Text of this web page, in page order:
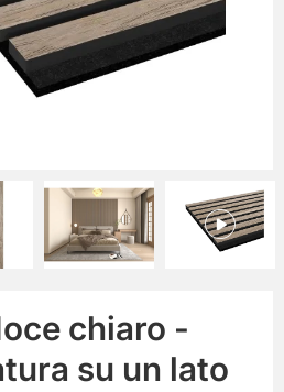
chiaro -
su un lato